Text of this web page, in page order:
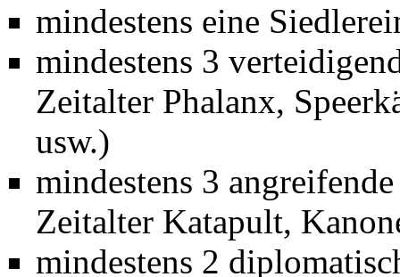
mindestens eine
mindestens 3
Zeitalter Phalanx,
usw.)
mindestens 3
Zeitalter Katapult,
mindestens 2